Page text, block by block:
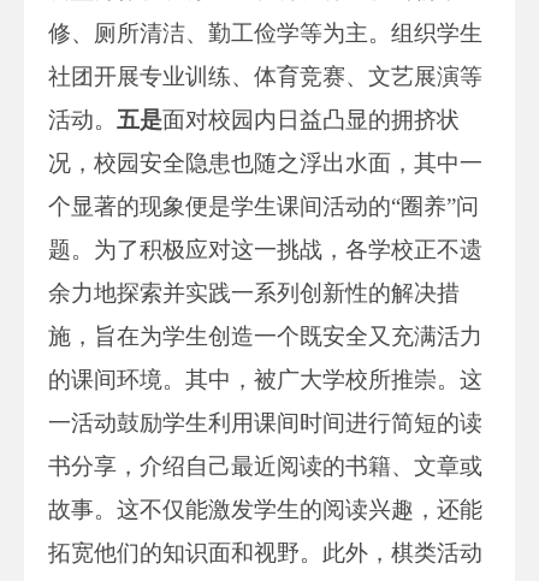
修、厕所清洁、勤工俭学等为主。组织学生
社团开展专业训练、体育竞赛、文艺展演等
活动。 五是面对校园内日益凸显的拥挤状
况，校园安全隐患也随之浮出水面，其中一
个显著的现象便是学生课间活动的“圈养”问
题。为了积极应对这一挑战，各学校正不遗
余力地探索并实践一系列创新性的解决措
施，旨在为学生创造一个既安全又充满活力
的课间环境。其中，被广大学校所推崇。这
一活动鼓励学生利用课间时间进行简短的读
书分享，介绍自己最近阅读的书籍、文章或
故事。这不仅能激发学生的阅读兴趣，还能
拓宽他们的知识面和视野。此外，棋类活动